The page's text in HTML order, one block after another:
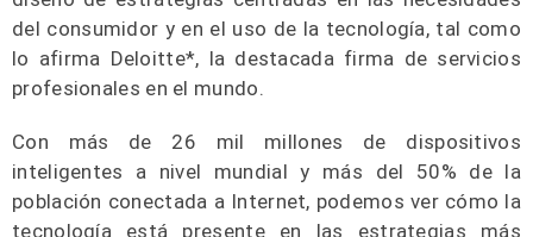
del consumidor y en el uso de la tecnología, tal como
lo afirma Deloitte*, la destacada firma de servicios
profesionales en el mundo.
Con más de 26 mil millones de dispositivos
inteligentes a nivel mundial y más del 50% de la
población conectada a Internet, podemos ver cómo la
tecnología está presente en las estrategias más